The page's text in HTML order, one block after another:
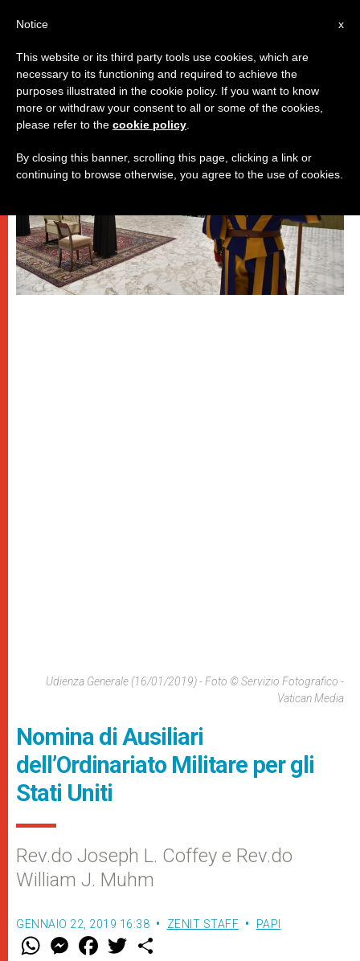
PAPI
Udienza Generale (16/01/2019) - Foto © Servizio Fotografico -
Vatican Media
Nomina di Ausiliari
dell’Ordinariato Militare per gli
Stati Uniti
Rev.do Joseph L. Coffey e Rev.do
William J. Muhm
GENNAIO 22, 2019 16:38 ZENIT STAFF PAPI
W M
e
F
a w
x
Notice
This website or its third party tools use cookies, which are
necessary to its functioning and required to achieve the
purposes illustrated in the cookie policy. If you want to know
more or withdraw your consent to all or some of the cookies,
please refer to the cookie policy
By closing this banner, scrolling this page, clicking a link or
continuing to browse otherwise, you agree to the use of cookies.